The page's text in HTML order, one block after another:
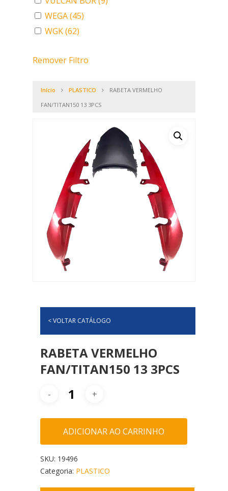
WEGA(45)
WGK(62)
Remover Filtro
Início PLASTICO
RABETA VERMELHO
FAN/TITAN150 13 3PCS
< VOLTAR CATÁLOGO
RABETA VERMELHO
FAN/TITAN150 13 3PCS
ADICIONAR AO CARRINHO
SKU: 19496
Categoria: PLASTICO